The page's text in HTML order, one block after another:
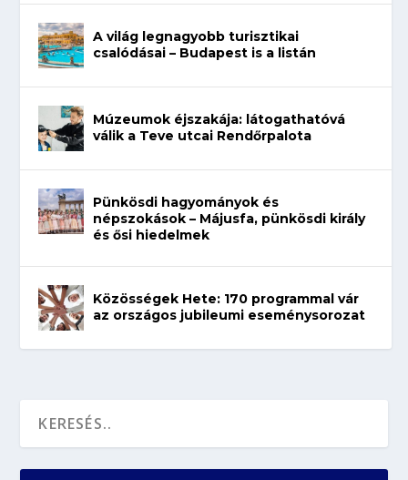
A világ legnagyobb turisztikai
csalódásai – Budapest is a listán
Múzeumok éjszakája: látogathatóvá
válik a Teve utcai Rendőrpalota
Pünkösdi hagyományok és
népszokások – Májusfa, pünkösdi király
és ősi hiedelmek
Közösségek Hete: 170 programmal vár
az országos jubileumi eseménysorozat